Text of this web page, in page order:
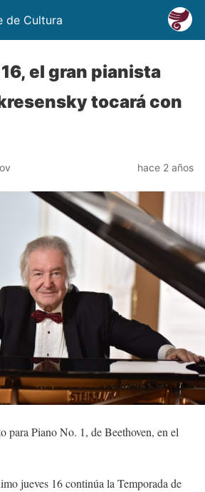
de Cultura
el gran pianista
tocará con
hace 2 años
para Piano No. 1, de Beethoven, en el
jueves 16continúa la Temporada de